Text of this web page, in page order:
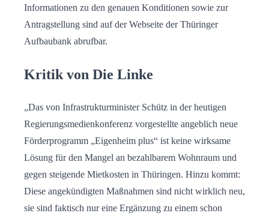
Informationen zu den genauen Konditionen sowie zur
Antragstellung sind auf der Webseite der Thüringer
Aufbaubank abrufbar.
Kritik von Die Linke
„Das von Infrastrukturminister Schütz in der heutigen
Regierungsmedienkonferenz vorgestellte angeblich neue
Förderprogramm „Eigenheim plus“ ist keine wirksame
Lösung für den Mangel an bezahlbarem Wohnraum und
gegen steigende Mietkosten in Thüringen. Hinzu kommt:
Diese angekündigten Maßnahmen sind nicht wirklich neu,
sie sind faktisch nur eine Ergänzung zu einem schon